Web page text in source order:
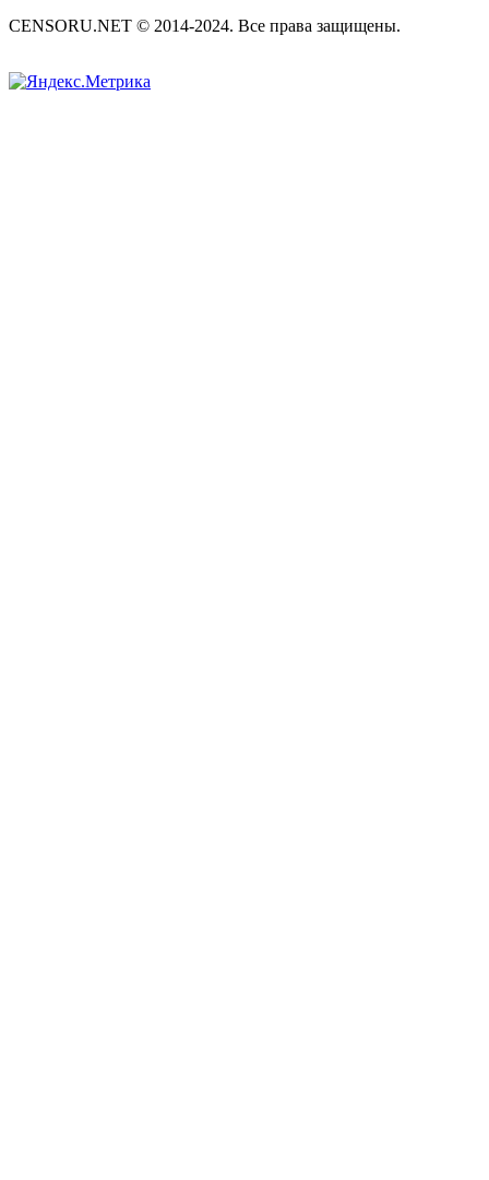
CENSORU.NET © 2014-2024. Все права защищены.